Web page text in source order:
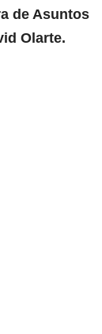
de Asuntos
Olarte.